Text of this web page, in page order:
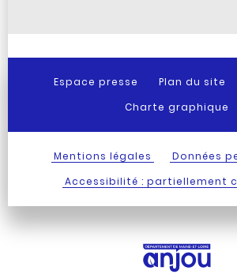
Espace presse Plan du site
Charte graphique
Mentions légales
Données
Accessibilité : partiellement